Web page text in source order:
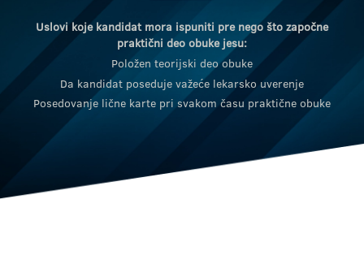
Uslovi koje kandidat mora ispuniti pre nego što započne
praktični deo obuke jesu:
Položen teorijski deo obuke
Da kandidat poseduje važeće lekarsko uverenje
Posedovanje lične karte pri svakom času praktične obuke